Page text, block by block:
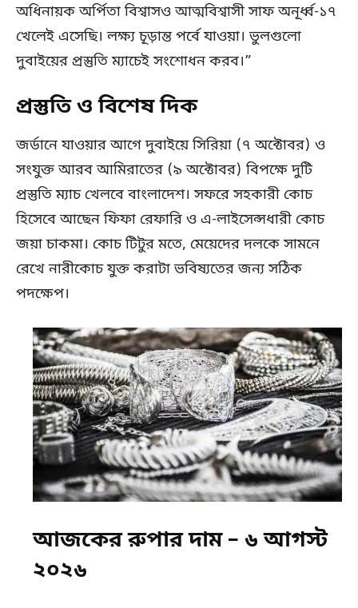
অধিনায়ক অর্পিতা বিশ্বাসও আত্মবিশ্বাসী সাফ অনূর্ধ্ব-১৭
খেলেই এসেছি। লক্ষ্য চূড়ান্ত পর্বে যাওয়া। ভুলগুলো
দুবাইয়ের প্রস্তুতি ম্যাচেই সংশোধন করব।”
প্রস্তুতি ও বিশেষ দিক
জর্ডানে যাওয়ার আগে দুবাইয়ে সিরিয়া (৭ অক্টোবর) ও
সংযুক্ত আরব আমিরাতের (৯ অক্টোবর) বিপক্ষে দুটি
প্রস্তুতি ম্যাচ খেলবে বাংলাদেশ। সফরে সহকারী কোচ
হিসেবে আছেন ফিফা রেফারি ও এ-লাইসেন্সধারী কোচ
জয়া চাকমা। কোচ টিটুর মতে, মেয়েদের দলকে সামনে
রেখে নারীকোচ যুক্ত করাটা ভবিষ্যতের জন্য সঠিক
পদক্ষেপ।
আজকের রুপার দাম – ৬ আগস্ট
২০২৬